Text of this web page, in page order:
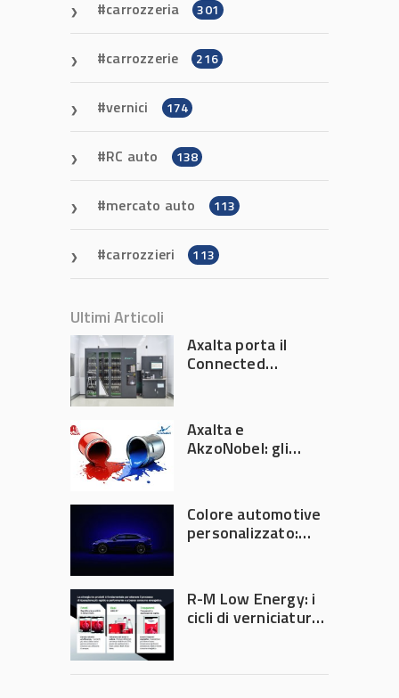
carrozzeria 301
carrozzerie 216
vernici 174
RC auto 138
mercato auto 113
carrozzieri 113
Ultimi Articoli
Axalta porta il
Connected
Automechanika
Frankfurt 2026
Axalta e
AkzoNobel: gli
Colore automotive
personalizzato:
diventa ingegneria
di precisione
R-M Low Energy: i
cicli di verniciatura
tempi e costi in